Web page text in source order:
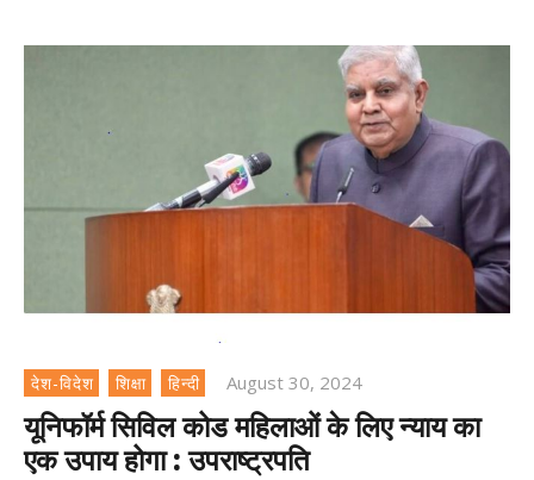
देश-विदेश शिक्षा हिन्दी August 30, 2024
यूनिफॉर्म सिविल कोड महिलाओं के लिए न्याय का
एक उपाय होगा : उपराष्ट्रपति